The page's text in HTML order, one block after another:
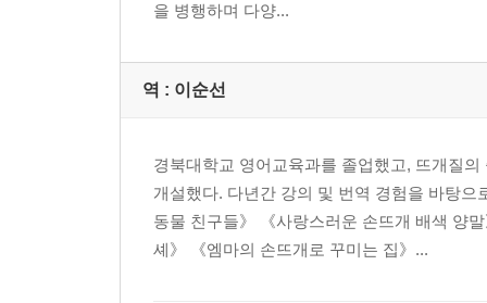
을 병행하며 다양...
역 : 이순선
경북대학교 영어교육과를 졸업했고, 뜨개질
개설했다. 다년간 강의 및 번역 경험을 바탕
동물 친구들》 《사랑스러운 손뜨개 배색 양
셰》 《엠마의 손뜨개로 꾸미는 집》...